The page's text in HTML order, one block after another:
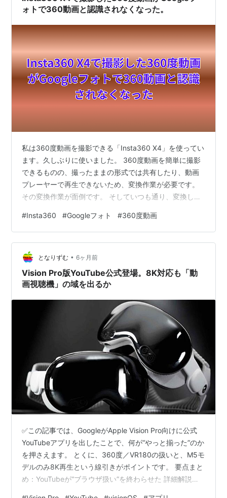
がありました。その写真と動画をここにUPしますの…
ォトで360動画と認識されなくなった。
私は360度動画を撮影できる「Insta360 X4」を使ってい
ます。久しぶりに使いました。 360度動画を簡単に撮影
できるものの、撮ったままの形式では共有したり、動画
プレーヤーで再生できないため、変換作業が必要です。
その変換作業が面倒です。 そしていつも通り、変換し、
族にもリンクを送れば、360度動画をそのまま再生でき
ます。 Insta360 X4で撮影した360度動画がGoogleフォ
トで360動画と認識されなくなった ところが、360度動
画をGoogleフォトにアップロードしてしばらく経って
も、”360度動画として”認識されません…
#Insta360 #Googleフォト #360度動画
となりずむ • 6ヶ月前
Vision Pro版YouTube公式登場。8K対応も「動
画視聴機」の域を出るか
✅この記事では、GoogleがApple Vision Pro向けに公式
YouTubeアプリを出したことで、何が“やっと揃った”のか
を押さえます。 とくに、360度／VR180の扱いと、M5モ
デルのみ8K再生という線引きがポイントです。 要点まと
め：YouTubeが“ブラウザ扱い”を終わらせた 詳細解説：